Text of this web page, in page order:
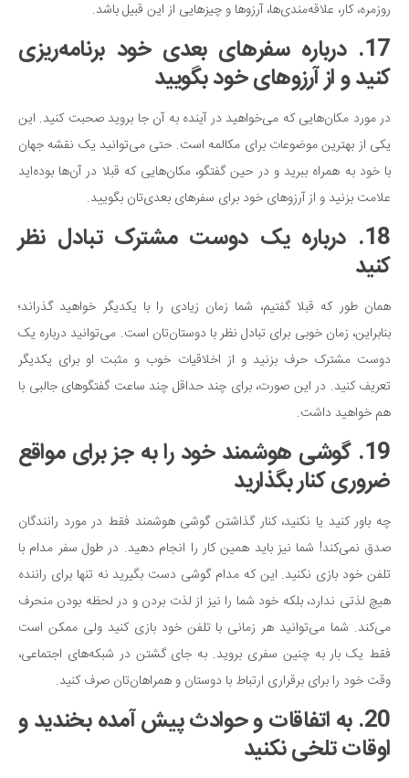
روزمره، کار، علاقه‌مندی‌ها، آرزوها و چیزهایی از این قبیل باشد.
17. درباره سفرهای بعدی خود برنامه‌ریزی
کنید و از آرزوهای خود بگویید
در مورد مکان‌هایی که می‌خواهید در آینده به آن جا بروید صحبت کنید. این
یکی از بهترین موضوعات برای مکالمه است. حتی می‌توانید یک نقشه جهان
با خود به همراه ببرید و در حین گفتگو، مکان‌هایی که قبلا در آن‌ها بوده‌اید
علامت بزنید و از آرزوهای خود برای سفرهای بعدی‌تان بگویید.
18. درباره یک دوست مشترک تبادل نظر
کنید
همان طور که قبلا گفتیم، شما زمان زیادی را با یکدیگر خواهید گذراند؛
بنابراین، زمان خوبی برای تبادل نظر با دوستان‌تان است. می‌توانید درباره یک
دوست مشترک حرف بزنید و از اخلاقیات خوب و مثبت او برای یکدیگر
تعریف کنید. در این صورت، برای چند حداقل چند ساعت گفتگوهای جالبی با
هم خواهید داشت.
19. گوشی هوشمند خود را به جز برای مواقع
ضروری کنار بگذارید
چه باور کنید یا نکنید، کنار گذاشتن گوشی هوشمند فقط در مورد رانندگان
صدق نمی‌کند! شما نیز باید همین کار را انجام دهید. در طول سفر مدام با
تلفن خود بازی نکنید. این که مدام گوشی دست بگیرید نه تنها برای راننده
هیچ لذتی ندارد، بلکه خود شما را نیز از لذت بردن و در لحظه بودن منحرف
می‌کند. شما می‌توانید هر زمانی با تلفن خود بازی کنید ولی ممکن است
فقط یک بار به چنین سفری بروید. به جای گشتن در شبکه‌های اجتماعی،
وقت خود را برای برقراری ارتباط با دوستان و همراهان‌تان صرف کنید.
20. به اتفاقات و حوادث پیش آمده بخندید و
اوقات تلخی نکنید